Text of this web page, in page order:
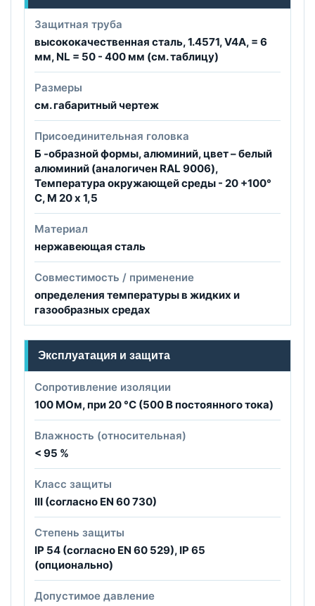
Защитная труба
высококачественная сталь, 1.4571, V4A, = 6
мм, NL = 50 - 400 мм (см. таблицу)
Размеры
см. габаритный чертеж
Присоединительная головка
Б -образной формы, алюминий, цвет – белый
алюминий (аналогичен RAL 9006),
Температура окружающей среды - 20 +100°
C, М 20 x 1,5
Материал
нержавеющая сталь
Совместимость / применение
определения температуры в жидких и
газообразных средах
Эксплуатация и защита
Сопротивление изоляции
100 МОм, при 20 °C (500 В постоянного тока)
Влажность (относительная)
< 95 %
Класс защиты
III (согласно EN 60 730)
Степень защиты
IP 54 (согласно EN 60 529), IP 65
(опционально)
Допустимое давление